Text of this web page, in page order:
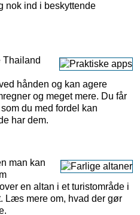
nok ind i beskyttende
Thailand
hånden og kan agere
og meget mere. Du får
du med fordel kan
har dem.
man kan
en altan i et turistområde i
Læs mere om, hvad der gør